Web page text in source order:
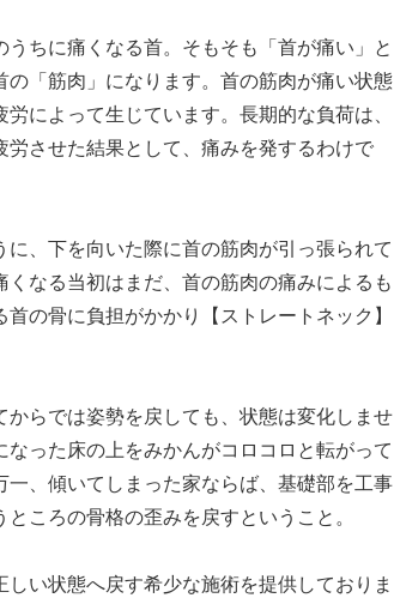
ちに痛くなる首。そもそも「首が痛い」と
「筋肉」になります。首の筋肉が痛い状態
によって生じています。長期的な負荷は、
労させた結果として、痛みを発するわけで
、下を向いた際に首の筋肉が引っ張られて
なる当初はまだ、首の筋肉の痛みによるも
の骨に負担がかかり【ストレートネック】
らでは姿勢を戻しても、状態は変化しませ
った床の上をみかんがコロコロと転がって
、傾いてしまった家ならば、基礎部を工事
ころの骨格の歪みを戻すということ。
い状態へ戻す希少な施術を提供しておりま